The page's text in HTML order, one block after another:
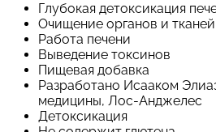
Глубокая детоксикация
Очищение органов и тканей
Работа печени
Выведение токсинов
Пищевая добавка
Разработано Исааком
медицины, Лос-Анджелес
Детоксикация